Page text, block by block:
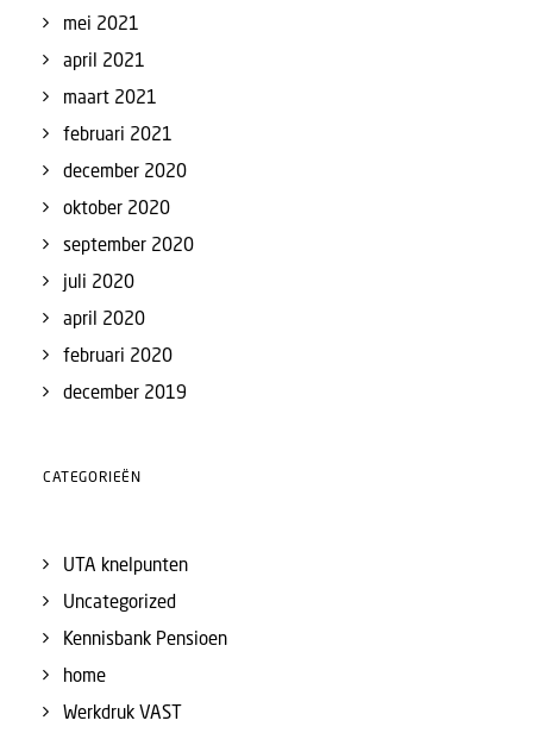
mei 2021
april 2021
maart 2021
februari 2021
december 2020
oktober 2020
september 2020
juli 2020
april 2020
februari 2020
december 2019
CATEGORIEËN
UTA knelpunten
Uncategorized
Kennisbank Pensioen
home
Werkdruk VAST